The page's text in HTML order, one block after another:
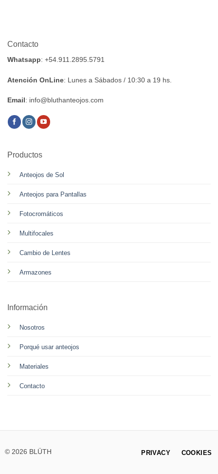
Productos
Anteojos de Sol
Anteojos para Pantallas
Fotocromáticos
Multifocales
Cambio de Lentes
Armazones
Información
Nosotros
Porqué usar anteojos
Materiales
Contacto
Contacto
Whatsapp: +54.911.2895.5791
Atención OnLine: Lunes a Sábados / 10:30 a 19 hs.
Email: info@bluthanteojos.com
© 2026 BLÜTH PRIVACY COOKIES